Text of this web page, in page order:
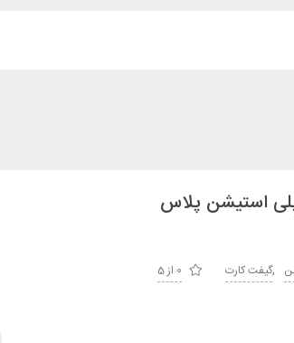
استیشن پلاس
,گیفت کارت 0 از 5